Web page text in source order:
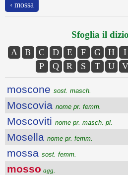
‹ mossa
Sfoglia il
A B C D E F G H I
P
Q R S T U V
moscone sost. masch.
Moscovia nome pr. femm.
Moscoviti nome pr. masch. pl.
Mosella nome pr. femm.
mossa sost. femm.
mosso agg.